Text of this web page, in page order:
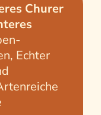
Churer
Echter